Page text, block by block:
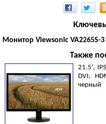
Монитор Viewsonic VA2265S-3
Также
21.5',
DVI,
черный